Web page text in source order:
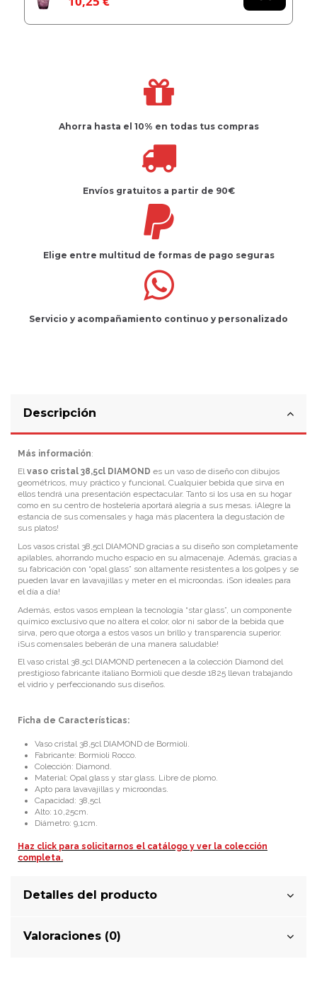
Ahorra hasta el 10% en todas tus compras
Envíos gratuitos a partir de 90€
Elige entre multitud de formas de pago seguras
Servicio y acompañamiento continuo y personalizado
Descripción
Más información:
Elvaso cristal 38,5cl DIAMOND es un vaso de diseño con dibujos
geométricos, muy práctico y funcional. Cualquier bebida que sirva en
ellos tendrá una presentación espectacular. Tanto si los usa en su hogar
como en su centro de hostelería aportará alegría a sus mesas. ¡Alegre la
estancia de sus comensales y haga más placentera la degustación de
sus platos!
Los vasos cristal 38,5cl DIAMOND gracias a su diseño son completamente
apilables, ahorrando mucho espacio en su almacenaje. Además, gracias a
su fabricación con “opal glass” son altamente resistentes a los golpes y se
pueden lavar en lavavajillas y meter en el microondas. ¡Son ideales para
el día a día!
Además, estos vasos emplean la tecnología “star glass”, un componente
químico exclusivo que no altera el color, olor ni sabor de la bebida que
sirva, pero que otorga a estos vasos un brillo y transparencia superior.
¡Sus comensales beberán de una manera saludable!
El vaso cristal 38,5cl DIAMOND pertenecen a la colección Diamond del
prestigioso fabricante italiano Bormioli que desde 1825 llevan trabajando
el vidrio y perfeccionando sus diseños.
Ficha de Características:
Vaso cristal 38,5cl DIAMOND de Bormioli.
Fabricante: Bormioli Rocco.
Colección: Diamond.
Material: Opal glass y star glass. Libre de plomo.
Apto para lavavajillas y microondas.
Capacidad: 38,5cl
Alto: 10,25cm.
Diámetro: 9,1cm.
Haz click para solicitarnos el catálogo y ver la colección
completa.
Detalles del producto
Valoraciones (0)